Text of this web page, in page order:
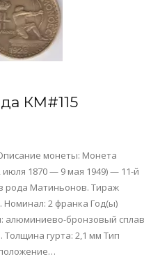
КМ#115
монеты: Монета
1870 — 9 мая 1949) — 11-й
рода Матиньонов. Тираж
Номинал: 2 франка Год(ы)
алюминиево-бронзовый сплав
Толщина гурта: 2,1 мм Тип